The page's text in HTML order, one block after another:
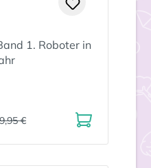
1. Roboter in
9,95 €